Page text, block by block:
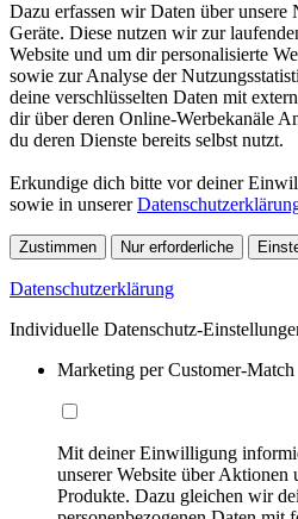
Dazu erfassen wir Daten über unsere
Geräte. Diese nutzen wir zur
Website und um dir personalisierte
sowie zur Analyse der
deine verschlüsselten Daten mit
dir über deren Online-Werbekanäle
du deren Dienste bereits selbst nutzt.
Erkundige dich bitte vor deiner
sowie in unserer
Zustimmen Nur erforderliche
Datenschutzerklärung
Individuelle Datenschutz-
Marketing per Customer-Match
Mit deiner Einwilligung
unserer Website über Aktionen
Produkte. Dazu gleichen wir